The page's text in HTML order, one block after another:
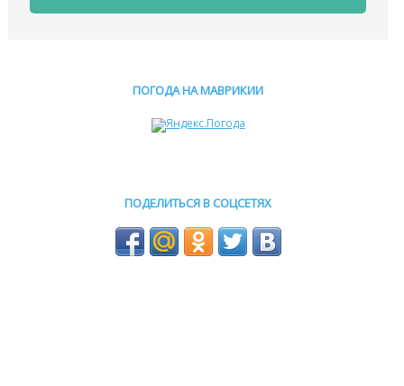
ПОГОДА НА МАВРИКИИ
ПОДЕЛИТЬСЯ В СОЦСЕТЯХ